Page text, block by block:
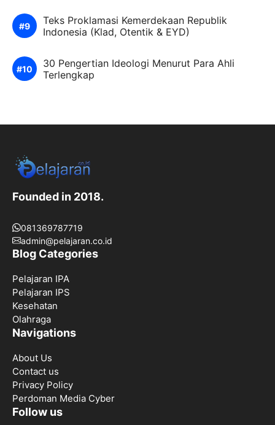
Teks Proklamasi Kemerdekaan Republik
Indonesia (Klad, Otentik & EYD)
30 Pengertian Ideologi Menurut Para Ahli
Terlengkap
Founded in 2018.
081369787719
admin@pelajaran.co.id
Blog Categories
Pelajaran IPA
Pelajaran IPS
Kesehatan
Olahraga
Navigations
About Us
Contact us
Privacy Policy
Perdoman Media Cyber
Follow us